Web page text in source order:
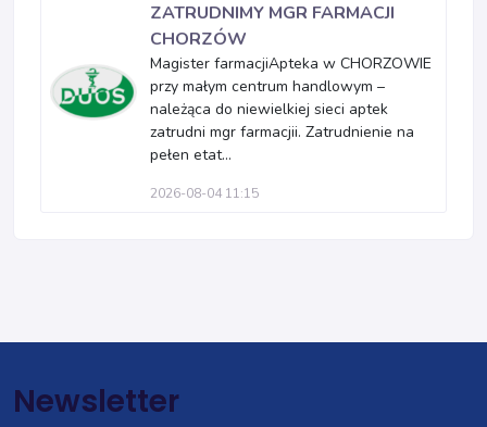
ZATRUDNIMY MGR FARMACJI
CHORZÓW
Magister farmacjiApteka w CHORZOWIE
przy małym centrum handlowym –
należąca do niewielkiej sieci aptek
zatrudni mgr farmacjii. Zatrudnienie na
pełen etat...
2026-08-04 11:15
Newsletter